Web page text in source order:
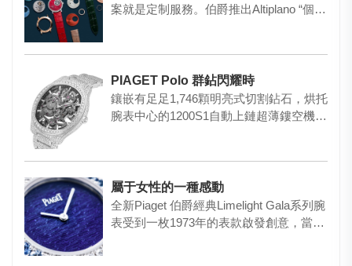
案就是定制服務。伯爵推出Altiplano “個性
PIAGET Polo 群鉆閃耀時
鑲嵌有足足1,746顆明亮式切割鉆石，烘托
腕表中心的1200S1自動上鏈超薄鏤空機
屬于女性的一種感動
全新Piaget 伯爵經典Limelight Gala系列腕
表受到一枚1973年的表款啟發創意，當